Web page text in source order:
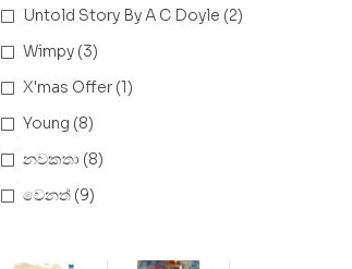
Untold Story By A C Doyle (2)
Wimpy (3)
X'mas Offer (1)
Young (8)
නවකතා (8)
වෙනත් (9)